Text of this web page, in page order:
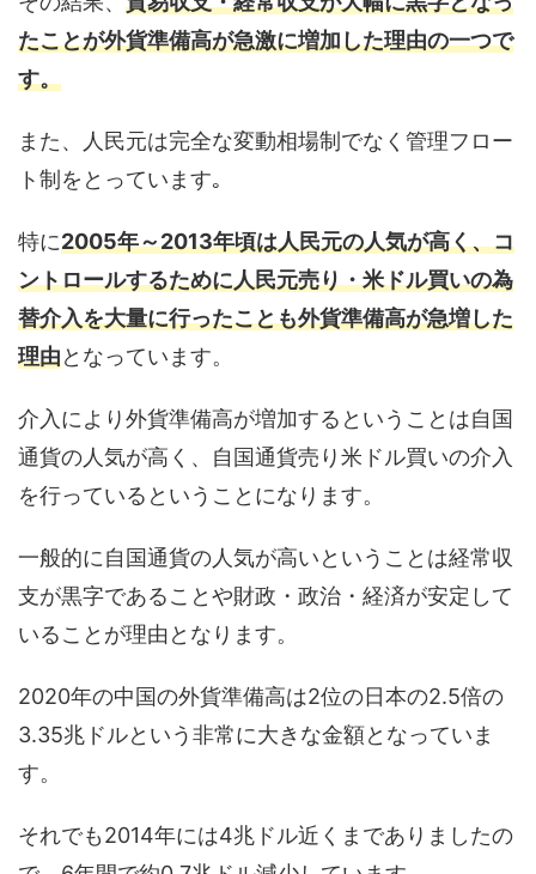
たことが外貨準備高が急激に増加した理由の一つで
す。
また、人民元は完全な変動相場制でなく管理フロー
ト制をとっています｡
特に2005年～2013年頃は人民元の人気が高く、コ
ントロールするために人民元売り・米ドル買いの為
替介入を大量に行ったことも外貨準備高が急増した
理由となっています。
介入により外貨準備高が増加するということは自国
通貨の人気が高く、自国通貨売り米ドル買いの介入
を行っているということになります。
一般的に自国通貨の人気が高いということは経常収
支が黒字であることや財政・政治・経済が安定して
いることが理由となります。
2020年の中国の外貨準備高は2位の日本の2.5倍の
3.35兆ドルという非常に大きな金額となっていま
す。
それでも2014年には4兆ドル近くまでありましたの